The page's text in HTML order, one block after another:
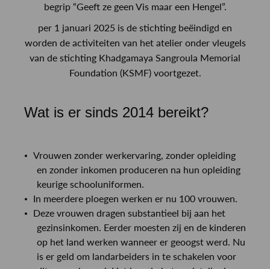
begrip “Geeft ze geen Vis maar een Hengel”.
per 1 januari 2025 is de stichting beëindigd en
worden de activiteiten van het atelier onder vleugels
van de stichting Khadgamaya Sangroula Memorial
Foundation (KSMF) voortgezet.
Wat is er sinds 2014 bereikt?
Vrouwen zonder werkervaring, zonder opleiding
en zonder inkomen produceren na hun opleiding
keurige schooluniformen.
In meerdere ploegen werken er nu 100 vrouwen.
Deze vrouwen dragen substantieel bij aan het
gezinsinkomen. Eerder moesten zij en de kinderen
op het land werken wanneer er geoogst werd. Nu
is er geld om landarbeiders in te schakelen voor